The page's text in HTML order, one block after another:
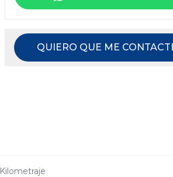
Nombre
Celular
QUIERO QUE ME
Kilometraje